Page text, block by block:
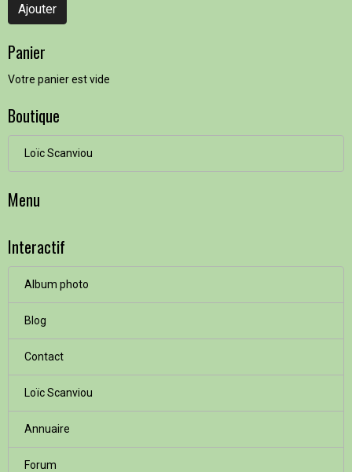
Ajouter
Panier
Votre panier est vide
Boutique
Loïc Scanviou
Menu
Interactif
Album photo
Blog
Contact
Loïc Scanviou
Annuaire
Forum